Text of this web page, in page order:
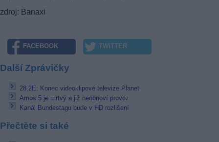
zdroj: Banaxi
FACEBOOK TWITTER
Další Zprávičky
28,2E: Konec videoklipové televize Planet
Amos 5 je mrtvý a již neobnoví provoz
Kanál Bundestagu bude v HD rozlišení
Přečtěte si také